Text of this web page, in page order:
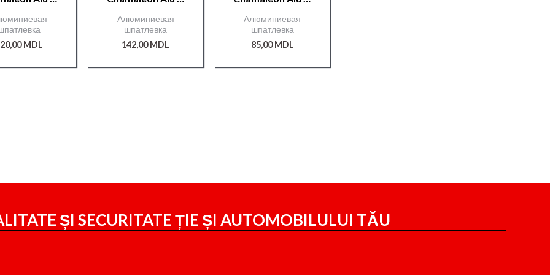
MDL
Алюминиевая
шпатлевка
142,00MDL
Алюминиевая
шпатлевка
85,00MDL
ȘI SECURITATE ȚIE ȘI AUTOMOBILULUI TĂU